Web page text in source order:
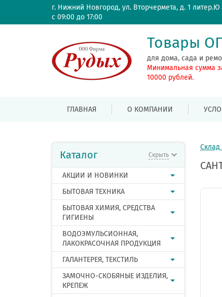
г. Нижний Новгород, ул. Вторчермета, д. 1 литер.Ю
с 09:00 до 17:00
Товары
для дома, сада и
Минимальная сумма
10000 рублей.
ГЛАВНАЯ О КОМПАНИИ
Каталог Скрыть
АКЦИИ И НОВИНКИ
БЫТОВАЯ ТЕХНИКА
БЫТОВАЯ ХИМИЯ, СРЕДСТВА
ГИГИЕНЫ
ВОДОЭМУЛЬСИОННАЯ,
ЛАКОКРАСОЧНАЯ ПРОДУКЦИЯ
ГАЛАНТЕРЕЯ, ТЕКСТИЛЬ
ЗАМОЧНО-СКОБЯНЫЕ ИЗДЕЛИЯ,
КРЕПЕЖ
Склад